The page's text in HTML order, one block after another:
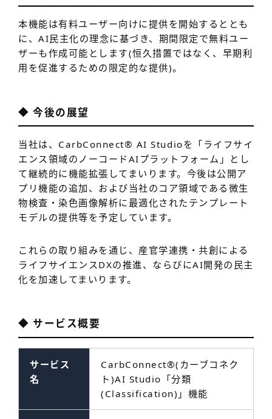
本機能は有料ユーザー向けに提供を開始するととも
に、AI民主化の理念に基づき、期間限定で無料ユー
ザーも作成可能とします(恒久措置ではなく、早期利
用を促進するための限定的な提供)。
◆ 今後の展望
当社は、CarbConnect® AI Studioを「ライフサイ
エンス領域のノーコードAIプラットフォーム」とし
て継続的に機能拡張してまいります。今後は公開ア
プリ機能の追加、および当社のコア領域である微生
物検査・染色画像解析に最適化されたテンプレート
モデルの提供等を予定しています。
これらの取り組みを通じ、産官学連携・共創による
ライフサイエンスDXの推進、ならびにAI開発の民主
化を加速してまいります。
◆ サービス概要
サービス
名
CarbConnect®(カーブコネク
ト)AI Studio「分類
(Classification)」機能